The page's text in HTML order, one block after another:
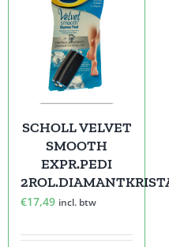
SCHOLL VELVET
SMOOTH
EXPR.PEDI
€17,49 incl. btw